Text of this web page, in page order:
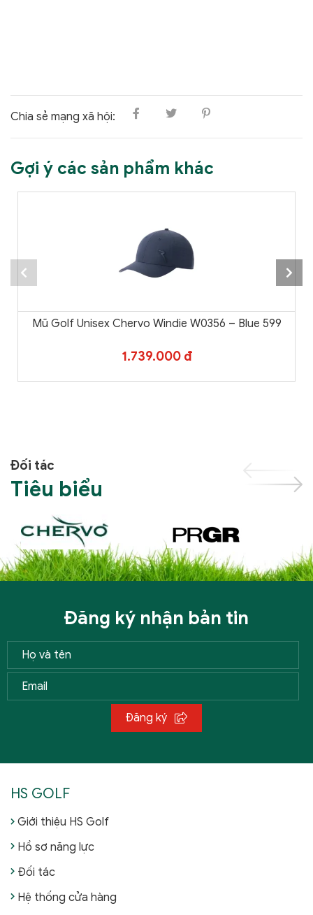
Chia sẻ mạng xã hội:
Gợi ý các sản phẩm khác
Mũ Golf Unisex Chervo Windie W0356 – Blue 599
1.739.000 đ
Đối tác
Tiêu biểu
Đăng ký nhận bản tin
Đăng ký
HS GOLF
Giới thiệu HS Golf
Hồ sơ năng lực
Đối tác
Hệ thống cửa hàng